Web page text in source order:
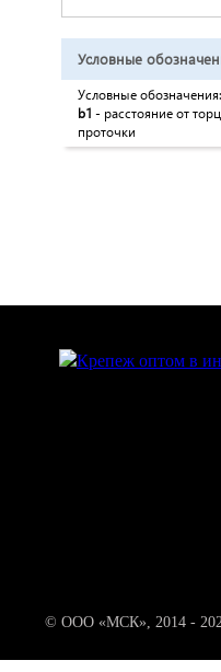
Условные
Условные обозначения:
b1 - расстояние от
проточки
© ООО «МСК», 2014 -